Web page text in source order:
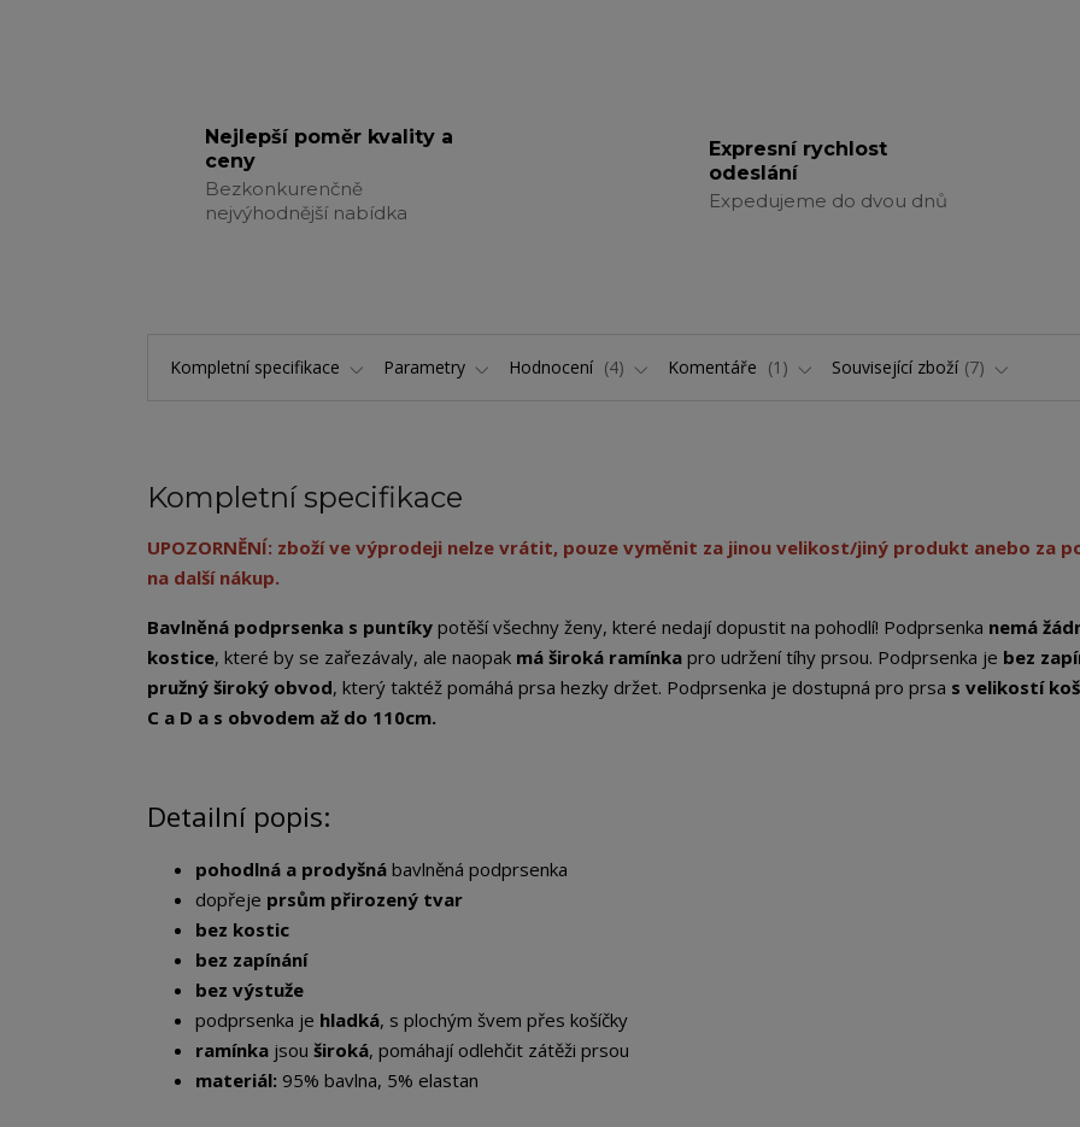
Nejlepší poměr kvality a
ceny
Bezkonkurenčně
nejvýhodnější nabídka
Expresní rychlost
odeslání
Expedujeme do dvou dnů
Kompletní specifikace Parametry Hodnocení 4 Komentáře 1 Související zboží 7
Kompletní specifikace
UPOZORNĚNÍ: zboží ve výprodeji nelze vrátit, pouze vyměnit za jinou velikost/jiný produkt anebo za
na další nákup.
Bavlněná podprsenka s puntíky potěší všechny ženy, které nedají dopustit na pohodlí! Podprsenka nemá
kostice, které by se zařezávaly, ale naopak má široká ramínka pro udržení tíhy prsou. Podprsenka je bez
pružný široký obvod, který taktéž pomáhá prsa hezky držet. Podprsenka je dostupná pro prsa s velikostí
C a D a s obvodem až do 110cm.
Detailní popis:
pohodlná a prodyšná bavlněná podprsenka
dopřeje prsům přirozený tvar
bez kostic
bez zapínání
bez výstuže
podprsenka je hladká, s plochým švem přes košíčky
ramínka jsou široká, pomáhají odlehčit zátěži prsou
materiál: 95% bavlna, 5% elastan